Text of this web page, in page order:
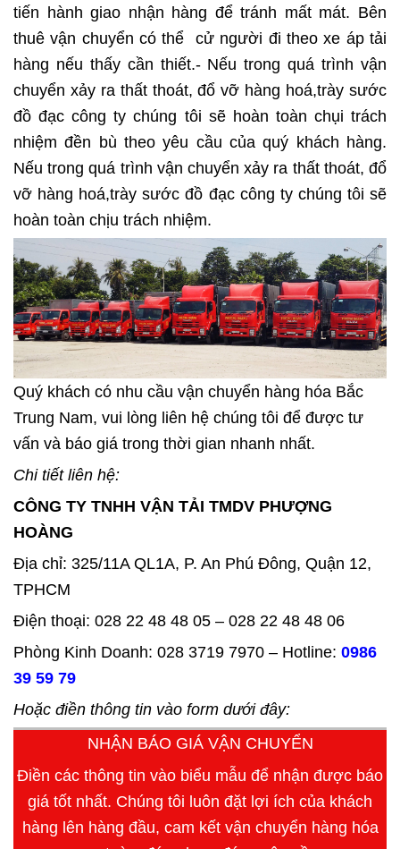
tiến hành giao nhận hàng để tránh mất mát. Bên
thuê vận chuyển có thể cử người đi theo xe áp tải
hàng nếu thấy cần thiết.- Nếu trong quá trình vận
chuyển xảy ra thất thoát, đổ vỡ hàng hoá,trày sước
đồ đạc công ty chúng tôi sẽ hoàn toàn chụi trách
nhiệm đền bù theo yêu cầu của quý khách hàng.
Nếu trong quá trình vận chuyển xảy ra thất thoát, đổ
vỡ hàng hoá,trày sước đồ đạc công ty chúng tôi sẽ
hoàn toàn chịu trách nhiệm.
Quý khách có nhu cầu vận chuyển hàng hóa Bắc
Trung Nam, vui lòng liên hệ chúng tôi để được tư
vấn và báo giá trong thời gian nhanh nhất.
Chi tiết liên hệ:
CÔNG TY TNHH VẬN TẢI TMDV PHƯỢNG
HOÀNG
Địa chỉ: 325/11A QL1A, P. An Phú Đông, Quận 12,
TPHCM
Điện thoại: 028 22 48 48 05 – 028 22 48 48 06
Phòng Kinh Doanh: 028 3719 7970 – Hotline: 0986
39 59 79
Hoặc điền thông tin vào form dưới đây:
NHẬN BÁO GIÁ VẬN CHUYỂN
Điền các thông tin vào biểu mẫu để nhận được báo
giá tốt nhất. Chúng tôi luôn đặt lợi ích của khách
hàng lên hàng đầu, cam kết vận chuyển hàng hóa